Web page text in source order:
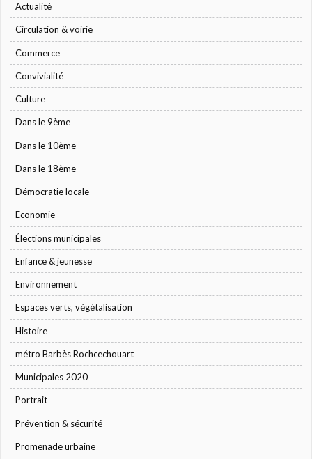
Actualité
Circulation & voirie
Commerce
Convivialité
Culture
Dans le 9ème
Dans le 10ème
Dans le 18ème
Démocratie locale
Economie
Élections municipales
Enfance & jeunesse
Environnement
Espaces verts, végétalisation
Histoire
métro Barbès Rochcechouart
Municipales 2020
Portrait
Prévention & sécurité
Promenade urbaine